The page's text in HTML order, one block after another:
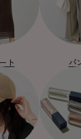
ト パ